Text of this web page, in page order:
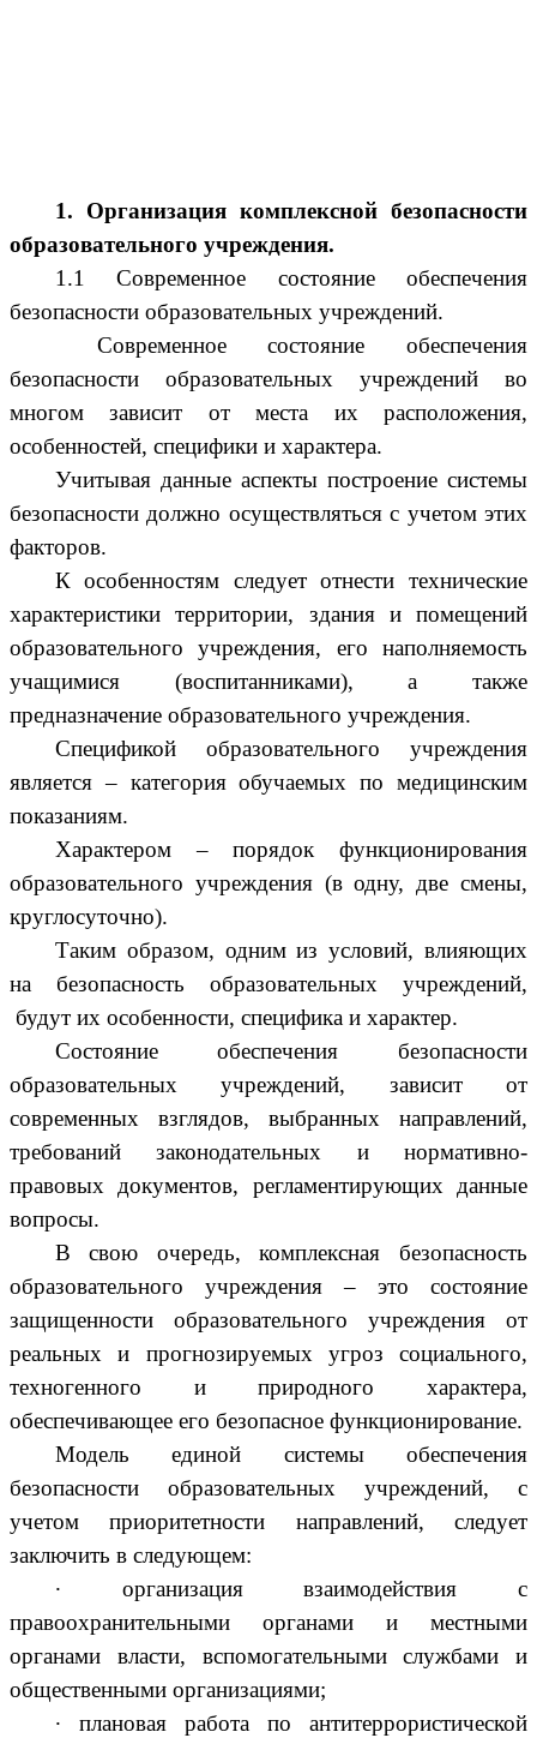
1. Организация комплексной безопасности
образовательного учреждения.
1.1 Современное состояние обеспечения
безопасности образовательных учреждений.
Современное состояние обеспечения
безопасности образовательных учреждений во
многом зависит от места их расположения,
особенностей, специфики и характера.
Учитывая данные аспекты построение системы
безопасности должно осуществляться с учетом этих
факторов.
К особенностям следует отнести технические
характеристики территории, здания и помещений
образовательного учреждения, его наполняемость
учащимися (воспитанниками), а также
предназначение образовательного учреждения.
Спецификой образовательного учреждения
является – категория обучаемых по медицинским
показаниям.
Характером – порядок функционирования
образовательного учреждения (в одну, две смены,
круглосуточно).
Таким образом, одним из условий, влияющих
на безопасность образовательных учреждений,
будут их особенности, специфика и характер.
Состояние обеспечения безопасности
образовательных учреждений, зависит от
современных взглядов, выбранных направлений,
требований законодательных и нормативно-
правовых документов, регламентирующих данные
вопросы.
В свою очередь, комплексная безопасность
образовательного учреждения – это состояние
защищенности образовательного учреждения от
реальных и прогнозируемых угроз социального,
техногенного и природного характера,
обеспечивающее его безопасное функционирование.
Модель единой системы обеспечения
безопасности образовательных учреждений, с
учетом приоритетности направлений, следует
заключить в следующем:
∙ организация взаимодействия с
правоохранительными органами и местными
органами власти, вспомогательными службами и
общественными организациями;
∙ плановая работа по антитеррористической